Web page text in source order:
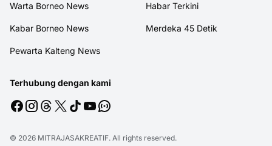
Warta Borneo News Habar Terkini
Kabar Borneo News Merdeka 45 Detik
Pewarta Kalteng News
Terhubung dengan kami
© 2026 MITRAJASAKREATIF. All rights reserved.